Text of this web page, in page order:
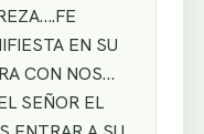
EN SU
CON NOS…
SEÑOR EL